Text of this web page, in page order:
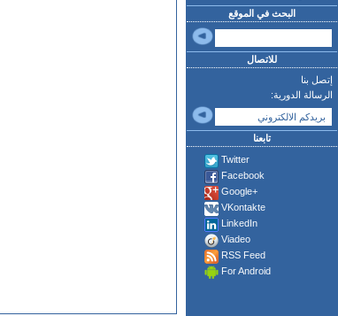
البحث في الموقع
للاتصال
إتصل بنا
الرسالة الدورية:
تابعنا
Twitter
Facebook
Google+
VKontakte
LinkedIn
Viadeo
RSS Feed
For Android